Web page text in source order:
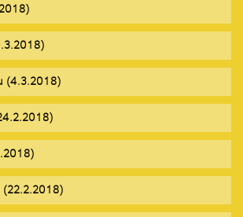
(4.3.2018)
(22.2.2018)